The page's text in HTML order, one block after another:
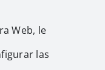
Web, le
las